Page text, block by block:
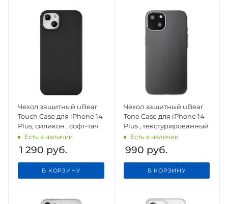
Чехол защитный uBear
Touch Case для iPhone 14
Plus, силикон , софт-тач
Есть в наличии
1 290 руб.
В КОРЗИНУ
Чехол защитный uBear
Tone Case для iPhone 14
Plus , текстурированный
Есть в наличии
990 руб.
В КОРЗИНУ